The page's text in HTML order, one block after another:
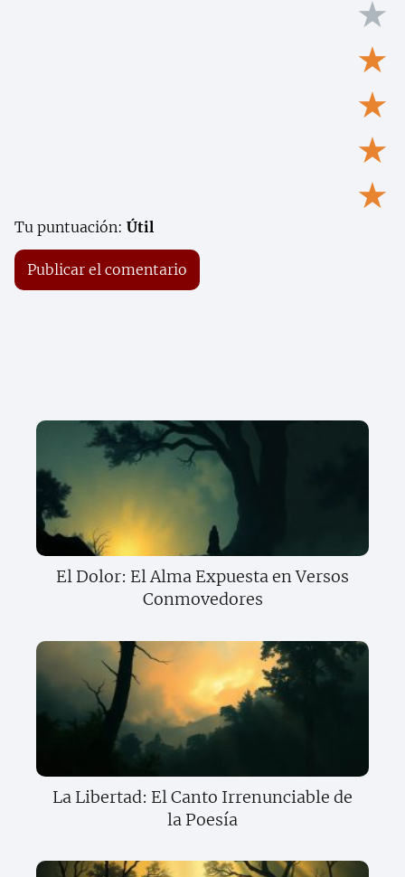
★
★
★
★
★
Tu puntuación: Útil
El Dolor: El Alma Expuesta en Versos
Conmovedores
La Libertad: El Canto Irrenunciable de
la Poesía